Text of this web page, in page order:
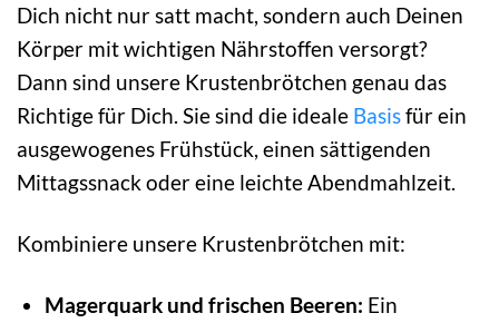
Dich nicht nur satt macht, sondern auch Deinen
Körper mit wichtigen Nährstoffen versorgt?
Dann sind unsere Krustenbrötchen genau das
Richtige für Dich. Sie sind die ideale Basisfür ein
ausgewogenes Frühstück, einen sättigenden
Mittagssnack oder eine leichte Abendmahlzeit.
Kombiniere unsere Krustenbrötchen mit:
Magerquark und frischen Beeren: Ein